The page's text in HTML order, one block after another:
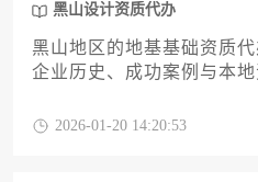
黑山设计资质代办
黑山地区的地基基础资质
企业历史、成功案例与本
得信赖。选择时需重点验
2026-01-20 14:20:53